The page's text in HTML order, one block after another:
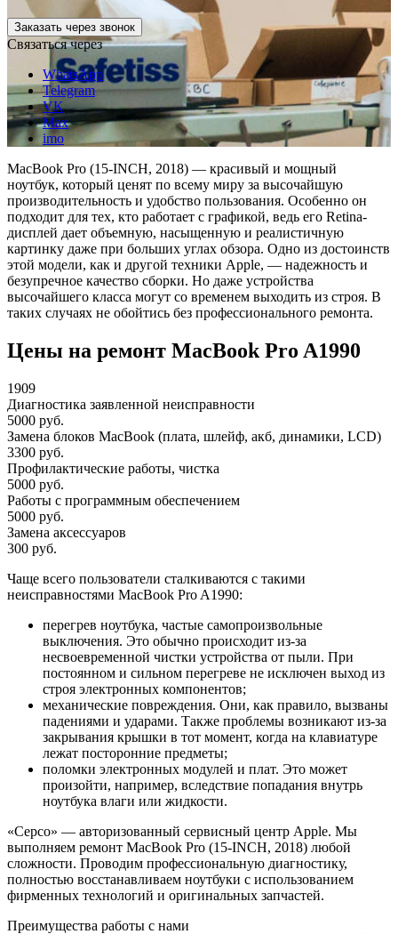
Заказать через звонок
Связаться через
WhatsApp
Telegram
VK
Max
imo
MacBook Pro (15-INCH, 2018) — красивый и мощный
ноутбук, который ценят по всему миру за высочайшую
производительность и удобство пользования. Особенно он
подходит для тех, кто работает с графикой, ведь его Retina-
дисплей дает объемную, насыщенную и реалистичную
картинку даже при больших углах обзора. Одно из достоинств
этой модели, как и другой техники Apple, — надежность и
безупречное качество сборки. Но даже устройства
высочайшего класса могут со временем выходить из строя. В
таких случаях не обойтись без профессионального ремонта.
Цены на ремонт MacBook Pro A1990
1909
Диагностика заявленной неисправности
5000 руб.
Замена блоков MacBook (плата, шлейф, акб, динамики, LCD)
3300 руб.
Профилактические работы, чистка
5000 руб.
Работы с программным обеспечением
5000 руб.
Замена аксессуаров
300 руб.
Чаще всего пользователи сталкиваются с такими
неисправностями MacBook Pro A1990:
перегрев ноутбука, частые самопроизвольные
выключения. Это обычно происходит из-за
несвоевременной чистки устройства от пыли. При
постоянном и сильном перегреве не исключен выход из
строя электронных компонентов;
механические повреждения. Они, как правило, вызваны
падениями и ударами. Также проблемы возникают из-за
закрывания крышки в тот момент, когда на клавиатуре
лежат посторонние предметы;
поломки электронных модулей и плат. Это может
произойти, например, вследствие попадания внутрь
ноутбука влаги или жидкости.
«Серсо» — авторизованный сервисный центр Apple. Мы
выполняем ремонт MacBook Pro (15-INCH, 2018) любой
сложности. Проводим профессиональную диагностику,
полностью восстанавливаем ноутбуки с использованием
фирменных технологий и оригинальных запчастей.
Преимущества работы с нами